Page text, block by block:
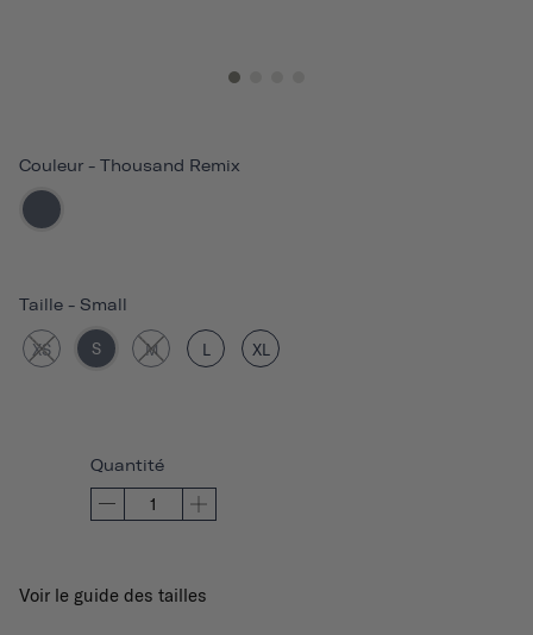
Couleur - Thousand Remix
Taille - Small
XS S M L XL
Quantité
Voir le guide des tailles